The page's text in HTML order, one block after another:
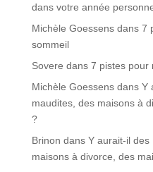
dans votre année
Michèle Goessensdans 7
sommeil
Sovere dans 7 pistes pour
Michèle Goessensdans Y
maudites, des maisons à
?
Brinon dans Y aurait-il des
maisons à divorce, des